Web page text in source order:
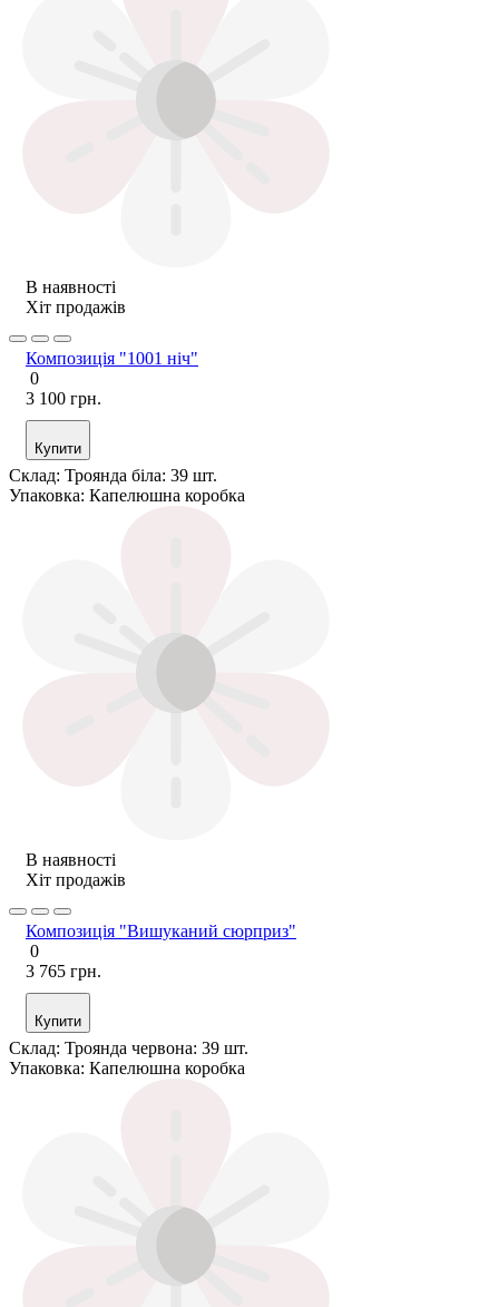
В наявності
Хіт продажів
Композиція "1001 ніч"
0
3 100 грн.
Купити
Склад: Троянда біла: 39 шт.
Упаковка: Капелюшна коробка
В наявності
Хіт продажів
Композиція "Вишуканий сюрприз"
0
3 765 грн.
Купити
Склад: Троянда червона: 39 шт.
Упаковка: Капелюшна коробка